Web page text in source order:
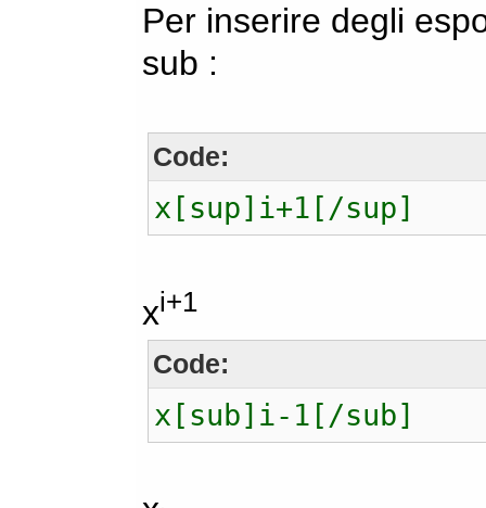
Per inserire degli
sub :
Code:
x[sup]i+1[/sup]
xi+1
Code:
x[sub]i-1[/sub]